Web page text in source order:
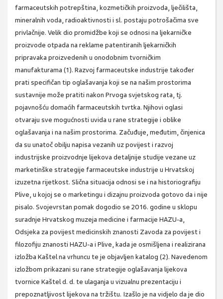
farmaceutskih potrepština, kozmetičkih proizvoda, lječilišta,
mineralnih voda, radioaktivnosti i sl. postaju potrošačima sve
privlačnije. Velik dio promidžbe koji se odnosi na ljekarničke
proizvode otpada na reklame patentiranih ljekarničkih
pripravaka proizvedenih u onodobnim tvorničkim
manufakturama (1). Razvoj farmaceutske industrije također
prati specifičan tip oglašavanja koji se na našim prostorima
sustavnije može pratiti nakon Prvoga svjetskog rata, tj.
pojavnošću domaćih farmaceutskih tvrtka. Njihovi oglasi
otvaraju sve mogućnosti uvida u rane strategije i oblike
oglašavanja i na našim prostorima. Začuđuje, međutim, činjenica
da su unatoč obilju napisa vezanih uz povijest i razvoj
industrijske proizvodnje lijekova detaljnije studije vezane uz
marketinške strategije farmaceutske industrije u Hrvatskoj
izuzetna rijetkost. Slična situacija odnosi se i na historiografiju
Plive, u kojoj se o marketingu i dizajnu proizvoda gotovo da i nije
pisalo. Svojevrstan pomak dogodio se 2016. godine u sklopu
suradnje Hrvatskog muzeja medicine i farmacije HAZU-a,
Odsjeka za povijest medicinskih znanosti Zavoda za povijest i
filozofiju znanosti HAZU-a i Plive, kada je osmišljena i realizirana
izložba Kaštel na vrhuncu te je objavljen katalog (2). Navedenom
izložbom prikazani su rane strategije oglašavanja lijekova
tvornice Kaštel d. d. te ulaganja u vizualnu prezentaciju i
prepoznatljivost lijekova na tržištu. Izašlo je na vidjelo da je dio